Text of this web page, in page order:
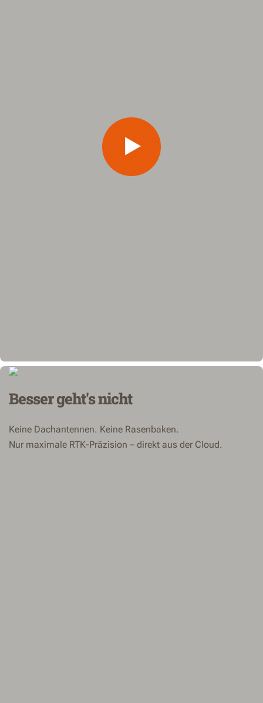
Besser geht's nicht
Keine Dachantennen. Keine Rasenbaken.
Nur maximale RTK-Präzision – direkt aus der Cloud.